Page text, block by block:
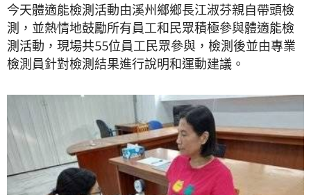
今天體適能檢測活動由溪州鄉鄉長江淑芬親自帶頭檢
測，並熱情地鼓勵所有員工和民眾積極參與體適能檢
測活動，現場共55位員工民眾參與，檢測後並由專業
檢測員針對檢測結果進行說明和運動建議。